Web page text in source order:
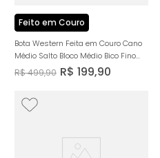
Feito em Couro
Bota Western Feita em Couro Cano
Médio Salto Bloco Médio Bico Fino
Bordado Zíper Interno Milano Preto
R$499,90 R$ 199,90